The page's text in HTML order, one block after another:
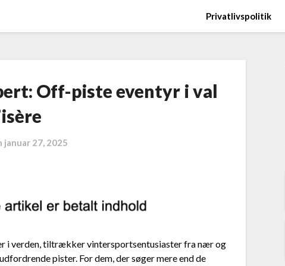
Privatlivspolitik
Off-piste eventyr i val
januar 27, 2025
i verden, tiltrækker vintersportsentusiaster fra nær og
pister. For dem, der søger mere end de